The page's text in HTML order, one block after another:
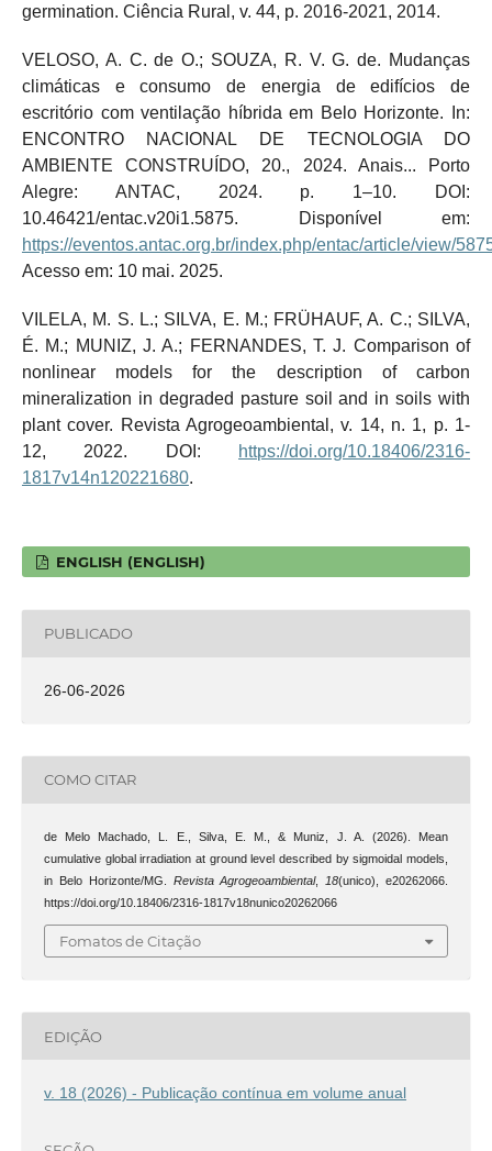
germination. Ciência Rural, v. 44, p. 2016-2021, 2014.
VELOSO, A. C. de O.; SOUZA, R. V. G. de. Mudanças
climáticas e consumo de energia de edifícios de
escritório com ventilação híbrida em Belo Horizonte. In:
ENCONTRO NACIONAL DE TECNOLOGIA DO
AMBIENTE CONSTRUÍDO, 20., 2024. Anais... Porto
Alegre: ANTAC, 2024. p. 1–10. DOI:
10.46421/entac.v20i1.5875. Disponível em:
https://eventos.antac.org.br/index.php/entac/article/view/
Acesso em: 10 mai. 2025.
VILELA, M. S. L.; SILVA, E. M.; FRÜHAUF, A. C.; SILVA,
É. M.; MUNIZ, J. A.; FERNANDES, T. J. Comparison of
nonlinear models for the description of carbon
mineralization in degraded pasture soil and in soils with
plant cover. Revista Agrogeoambiental, v. 14, n. 1, p. 1-
12, 2022. DOI:
https://doi.org/10.18406/2316-
1817v14n120221680.
ENGLISH (ENGLISH)
PUBLICADO
26-06-2026
COMO CITAR
de Melo Machado, L. E., Silva, E. M., & Muniz, J. A. (2026). Mean
cumulative global irradiation at ground level described by sigmoidal models,
in Belo Horizonte/MG. Revista Agrogeoambiental, 18(unico), e20262066.
https://doi.org/10.18406/2316-1817v18nunico20262066
Fomatos de Citação
EDIÇÃO
v. 18 (2026) - Publicação contínua em volume anual